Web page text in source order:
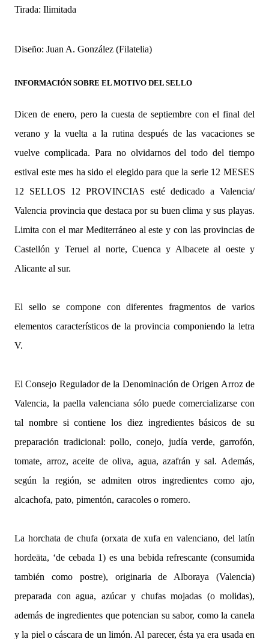
Tirada: Ilimitada
Diseño: Juan A. González (Filatelia)
INFORMACIÓN SOBRE EL MOTIVO DEL SELLO
Dicen de enero, pero la cuesta de septiembre con el final del
verano y la vuelta a la rutina después de las vacaciones se
vuelve complicada. Para no olvidarnos del todo del tiempo
estival este mes ha sido el elegido para que la serie 12 MESES
12 SELLOS 12 PROVINCIAS esté dedicado a Valencia/
Valencia provincia que destaca por su buen clima y sus playas.
Limita con el mar Mediterráneo al este y con las provincias de
Castellón y Teruel al norte, Cuenca y Albacete al oeste y
Alicante al sur.
El sello se compone con diferentes fragmentos de varios
elementos característicos de la provincia componiendo la letra
V.
El Consejo Regulador de la Denominación de Origen Arroz de
Valencia, la paella valenciana sólo puede comercializarse con
tal nombre si contiene los diez ingredientes básicos de su
preparación tradicional: pollo, conejo, judía verde, garrofón,
tomate, arroz, aceite de oliva, agua, azafrán y sal. Además,
según la región, se admiten otros ingredientes como ajo,
alcachofa, pato, pimentón, caracoles o romero.
La horchata de chufa (orxata de xufa en valenciano, del latín
hordeāta, ‘de cebada 1​) es una bebida refrescante (consumida
también como postre), originaria de Alboraya (Valencia)
preparada con agua, azúcar y chufas mojadas (o molidas),
además de ingredientes que potencian su sabor, como la canela
y la piel o cáscara de un limón. Al parecer, ésta ya era usada en